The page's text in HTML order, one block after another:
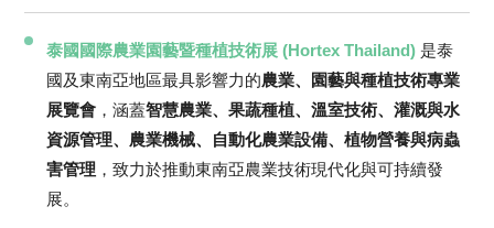
泰國國際農業園藝暨種植技術展 (Hortex Thailand) 是泰
國及東南亞地區最具影響力的農業、園藝與種植技術專業
展覽會 ，涵蓋智慧農業、果蔬種植、溫室技術、灌溉與水
資源管理、農業機械、自動化農業設備、植物營養與病蟲
害管理 ，致力於推動東南亞農業技術現代化與可持續發
展。